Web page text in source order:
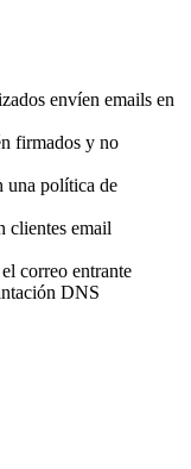
envíen emails en
firmados y no
política de
clientes email
correo entrante
DNS